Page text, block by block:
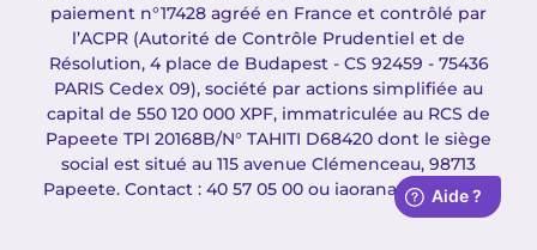
paiement n°17428 agréé en France et contrôlé par
l’ACPR (Autorité de Contrôle Prudentiel et de
Résolution, 4 place de Budapest - CS 92459 - 75436
PARIS Cedex 09), société par actions simplifiée au
capital de 550 120 000 XPF, immatriculée au RCS de
Papeete TPI 20168B/N° TAHITI D68420 dont le siège
social est situé au 115 avenue Clémenceau, 98713
Papeete. Contact : 40 57 05 00 ou iaorana@niupay.pf